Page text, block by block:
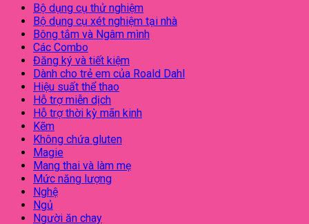
Bộ dụng cụ thử nghiệm
Bộ dụng cụ xét nghiệm tại nhà
Bông tắm và Ngâm mình
Các Combo
Đăng ký và tiết kiệm
Dành cho trẻ em của Roald Dahl
Hiệu suất thể thao
Hỗ trợ miễn dịch
Hỗ trợ thời kỳ mãn kinh
Kẽm
Không chứa gluten
Magie
Mang thai và làm mẹ
Mức năng lượng
Nghệ
Ngủ
Người ăn chay